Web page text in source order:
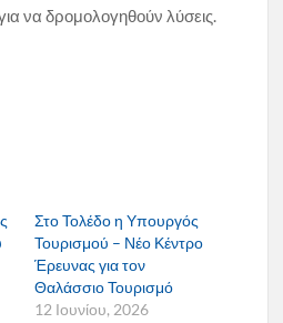
να δρομολογηθούν λύσεις.
Στο Τολέδο η Υπουργός
Τουρισμού – Νέο Κέντρο
Έρευνας για τον
Θαλάσσιο Τουρισμό
12 Ιουνίου, 2026